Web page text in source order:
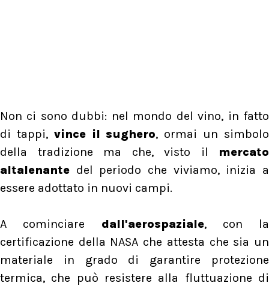
Non ci sono dubbi: nel mondo del vino, in fatto
di tappi, vince il sughero, ormai un simbolo
della tradizione ma che, visto il mercato
altalenante del periodo che viviamo, inizia a
essere adottato in nuovi campi.
A cominciare dall'aerospaziale, con la
certificazione della NASA che attesta che sia un
materiale in grado di garantire protezione
termica, che può resistere alla fluttuazione di